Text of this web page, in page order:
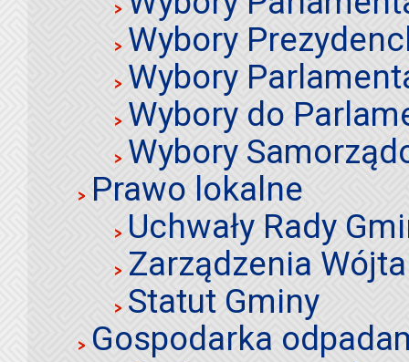
Wybory
Wybory
Wybory do
Wybory
Prawo lokalne
Uchwały Rady
Zarządzenia Wójta
Statut Gminy
Gospodarka